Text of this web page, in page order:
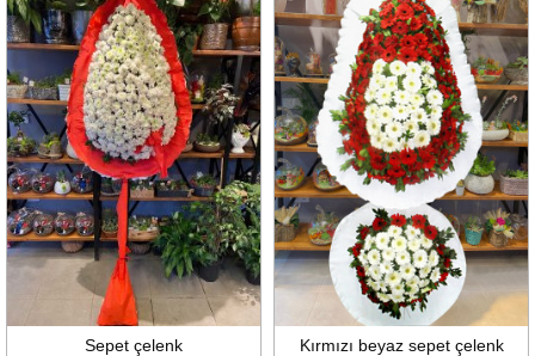
Sepet çelenk Kırmızı beyaz sepet çelenk